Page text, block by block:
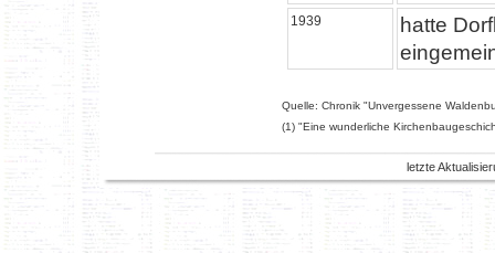
1939
hatte
Quelle: Chronik "Unvergessene
(1) "Eine wunderliche
letzte